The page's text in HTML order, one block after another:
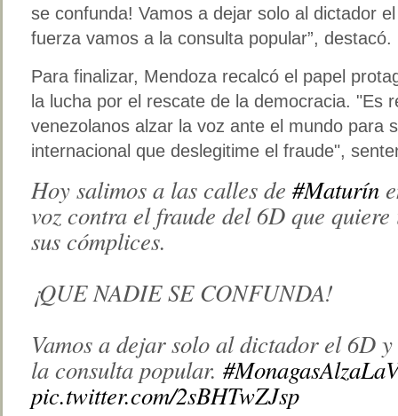
se confunda! Vamos a dejar solo al dictador
fuerza vamos a la consulta popular”, destacó.
Para finalizar, Mendoza recalcó el papel
la lucha por el rescate de la democracia. "Es
venezolanos alzar la voz ante el mundo para
internacional que deslegitime el fraude",
Hoy salimos a las calles de #Maturín
voz contra el fraude del 6D que
sus cómplices.
¡QUE NADIE SE CONFUNDA!
Vamos a dejar solo al dictador el 6D
la consulta popular.
pic.twitter.com/2sBHTwZJsp